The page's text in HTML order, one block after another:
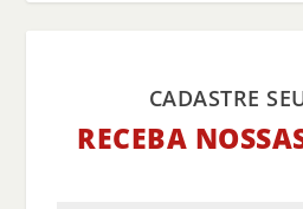
CADASTRE
RECEBA